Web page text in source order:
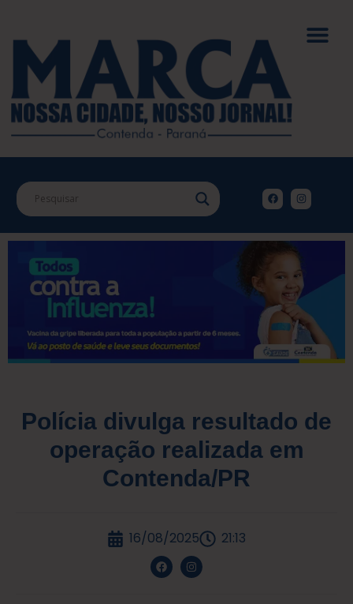
Polícia divulga resultado de
operação realizada em
Contenda/PR
16/08/2025 21:13